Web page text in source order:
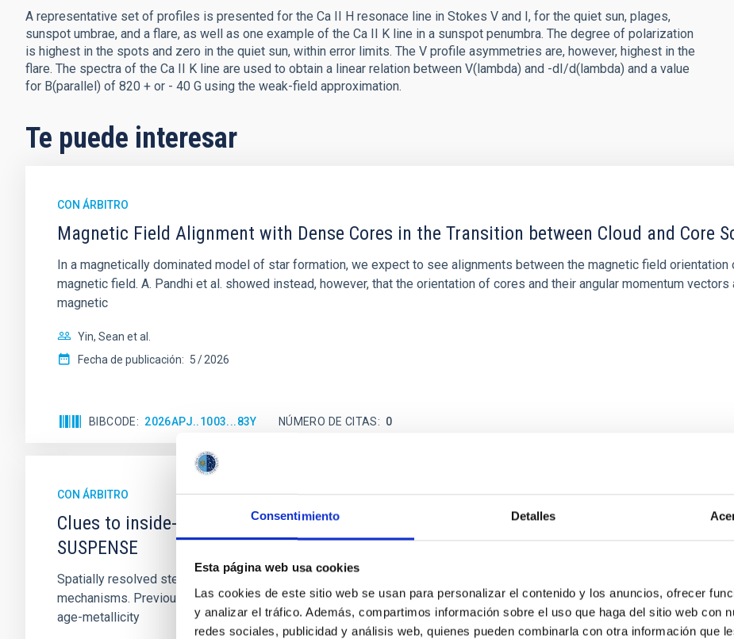
Consentimiento Detalles
Esta página web usa cookies
Las cookies de este sitio web se usan para personalizar el contenido y los anuncios, ofrecer
y analizar el tráfico. Además, compartimos información sobre el uso que haga del sitio web con
redes sociales, publicidad y análisis web, quienes pueden combinarla con otra información que
A representative set of profiles is presented for the Ca II H resonace line in Stokes V and I, for the quiet sun, plages,
sunspot umbrae, and a flare, as well as one example of the Ca II K line in a sunspot penumbra. The degree of polarization
is highest in the spots and zero in the quiet sun, within error limits. The V profile asymmetries are, however, highest in the
flare. The spectra of the Ca II K line are used to obtain a linear relation between V(lambda) and -dI/d(lambda) and a value
for B(parallel) of 820 + or - 40 G using the weak-field approximation.
Te puede interesar
CON ÁRBITRO
Magnetic Field Alignment with Dense Cores in the Transition between Cloud and Core
In a magnetically dominated model of star formation, we expect to see alignments between the magnetic field
magnetic field. A. Pandhi et al. showed instead, however, that the orientation of cores and their angular momentum
magnetic
Yin, Sean et al.
Fecha de publicación: 5 2026
BIBCODE 2026APJ..1003...83Y NÚMERO DE CITAS 0
CON ÁRBITRO
Clues to inside-out quenching in quiescent galaxies at 1.2 ≲ z ≲ 2.2: Age, Fe-, and
SUSPENSE
Spatially resolved stellar populations of massive quiescent galaxies at cosmic noon provide powerful insights into star-
mechanisms. Previous photometric studies have revealed that the cores of these galaxies are redder than their
age-metallicity